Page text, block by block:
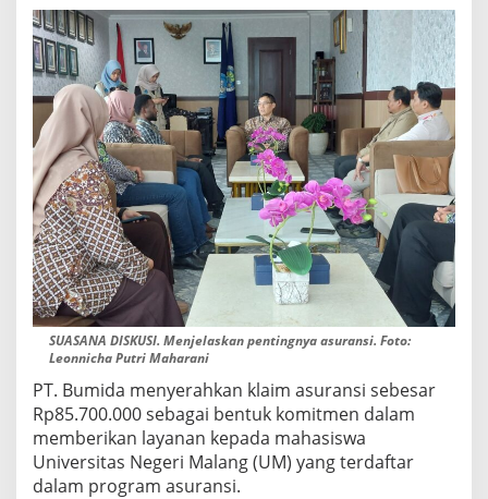
A
H
A
S
I
W
A
K
E
R
E
K
T
O
U
N
V
E
R
I
SUASANA DISKUSI. Menjelaskan pentingnya asuransi. Foto:
Leonnicha Putri Maharani
PT. Bumida menyerahkan klaim asuransi sebesar
Rp85.700.000 sebagai bentuk komitmen dalam
memberikan layanan kepada mahasiswa
Universitas Negeri Malang (UM) yang terdaftar
dalam program asuransi.